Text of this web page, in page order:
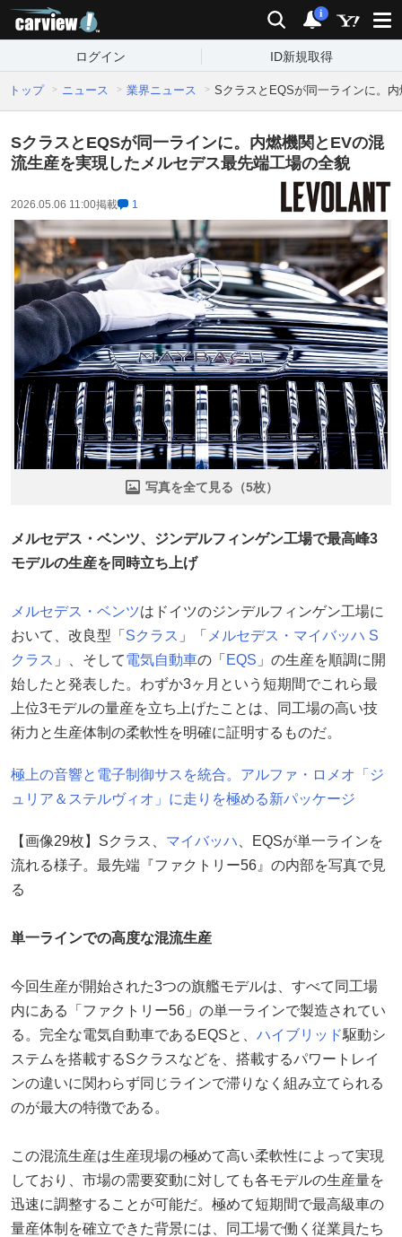
検索 通知
i
ログイン ID新規取得
トップ ニュース 業界ニュース SクラスとEQSが同一ラインに。
SクラスとEQSが同一ラインに。内燃機関とEVの混
流生産を実現したメルセデス最先端工場の全貌
2026.05.06 11:00掲載 1
写真を全て見る（5枚）
メルセデス・ベンツ、ジンデルフィンゲン工場で最高峰3
モデルの生産を同時立ち上げ
メルセデス・ベンツはドイツのジンデルフィンゲン工場に
おいて、改良型「 Sクラス 」「 メルセデス・マイバッハ S
クラス 」、そして電気自動車の「 EQS 」の生産を順調に開
始したと発表した。わずか3ヶ月という短期間でこれら最
上位3モデルの量産を立ち上げたことは、同工場の高い技
術力と生産体制の柔軟性を明確に証明するものだ。
極上の音響と電子制御サスを統合。アルファ・ロメオ「ジ
ュリア＆ステルヴィオ」に走りを極める新パッケージ
【画像29枚】Sクラス、 マイバッハ 、EQSが単一ラインを
流れる様子。最先端『ファクトリー56』の内部を写真で見
る
単一ラインでの高度な混流生産
今回生産が開始された3つの旗艦モデルは、すべて同工場
内にある「ファクトリー56」の単一ラインで製造されてい
る。完全な電気自動車であるEQSと、 ハイブリッド駆動シ
ステムを搭載するSクラスなどを、搭載するパワートレイ
ンの違いに関わらず同じラインで滞りなく組み立てられる
のが最大の特徴である。
この混流生産は生産現場の極めて高い柔軟性によって実現
しており、市場の需要変動に対しても各モデルの生産量を
迅速に調整することが可能だ。極めて短期間で最高級車の
量産体制を確立できた背景には、同工場で働く従業員たち